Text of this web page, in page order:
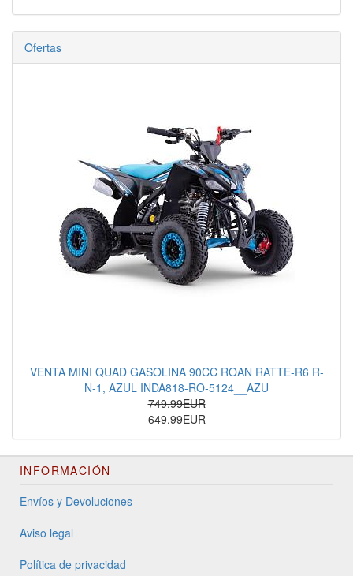
Ofertas
VENTA MINI QUAD GASOLINA 90CC ROAN RATTE-R6 R-
N-1, AZUL INDA818-RO-5124__AZU
749.99EUR
649.99EUR
INFORMACIÓN
Envíos y Devoluciones
Aviso legal
Política de privacidad